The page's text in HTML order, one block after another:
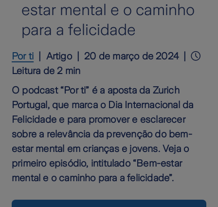
estar mental e o caminho
para a felicidade
Por ti Artigo
20 de março de 2024
Leitura de 2 min
O podcast “Por ti” é a aposta da Zurich
Portugal, que marca o Dia Internacional da
Felicidade e para promover e esclarecer
sobre a relevância da prevenção do bem-
estar mental em crianças e jovens. Veja o
primeiro episódio, intitulado “Bem-estar
mental e o caminho para a felicidade”.